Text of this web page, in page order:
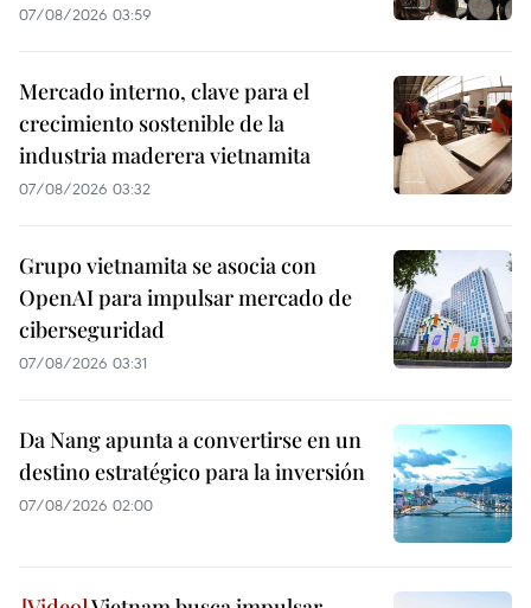
07/08/2026 03:59
Mercado interno, clave para el
crecimiento sostenible de la
industria maderera vietnamita
07/08/2026 03:32
Grupo vietnamita se asocia con
OpenAI para impulsar mercado de
ciberseguridad
07/08/2026 03:31
Da Nang apunta a convertirse en un
destino estratégico para la inversión
07/08/2026 02:00